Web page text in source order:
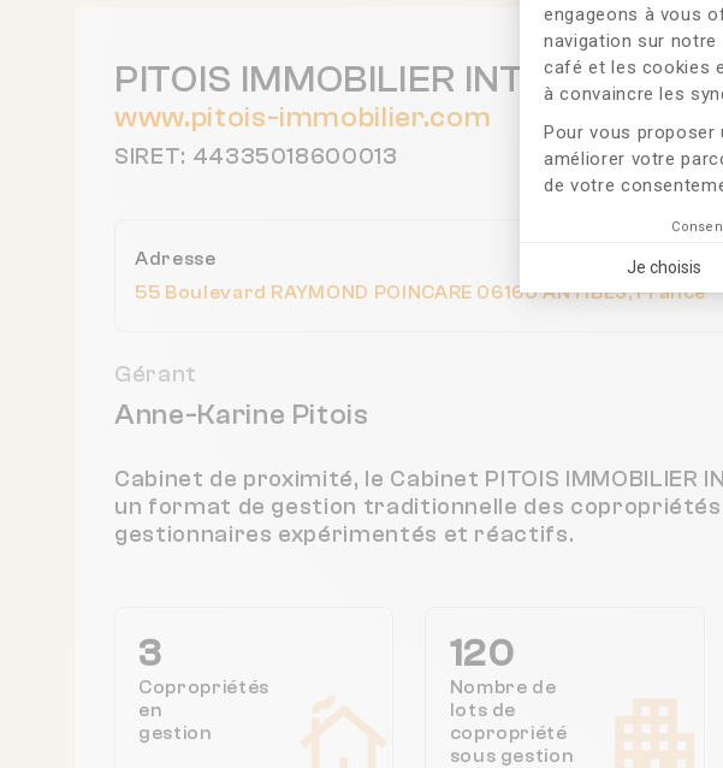
engageons à vous
navigation sur
café et les cookies
à convaincre les
Pour vous proposer
améliorer votre
de votre
Je choisis
PITOIS IMMOBILIER
www.pitois-immobilier.com
SIRET: 44335018600013
Adresse
55 Boulevard RAYMOND POINCARE 06160 ANTIBES, France
Gérant
Anne-Karine Pitois
Cabinet de proximité, le Cabinet PITOIS IMMOBILIER
un format de gestion traditionnelle des
gestionnaires expérimentés et réactifs.
3
Copropriétés
en
gestion
120
Nombre de
lots de
copropriété
sous gestion